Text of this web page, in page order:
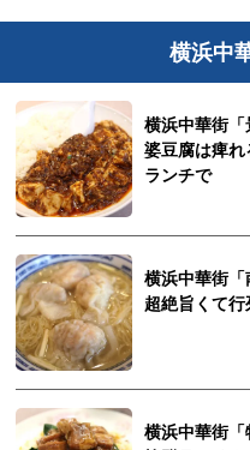
横浜中
横浜中華街
婆豆腐は痺
ランチで
横浜中華街
超絶旨くて行
横浜中華街